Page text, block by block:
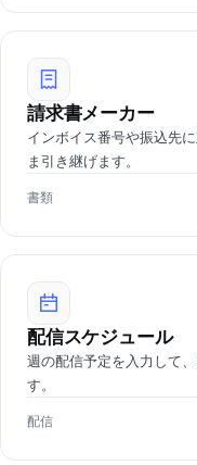
請求書メーカー
インボイス番号や振込先
ま引き継げます。
書類
配信スケジュール
週の配信予定を入力して
す。
配信